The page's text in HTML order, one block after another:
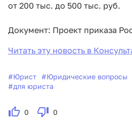
от 200 тыс. до 500 тыс. руб.
Документ: Проект приказа
Читать эту новость в
#Юрист #Юридические вопросы
#для юриста
0 0